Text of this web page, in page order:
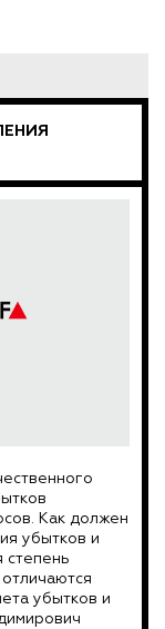
Как должен
убытков и
степень
убытков и